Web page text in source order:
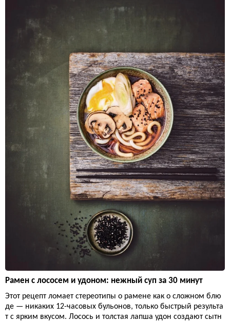
Рамен с лососем и удоном: нежный суп за 30 минут
Этот рецепт ломает стереотипы о рамене как о сложном блю
де — никаких 12-часовых бульонов, только быстрый результа
т с ярким вкусом. Лосось и толстая лапша удон создают сытн